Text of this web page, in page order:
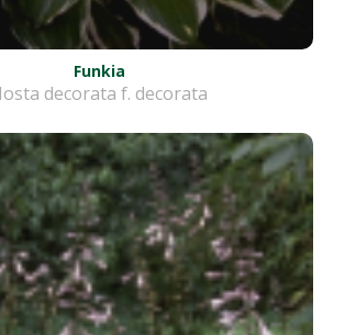
Funkia
decorata f. decorata